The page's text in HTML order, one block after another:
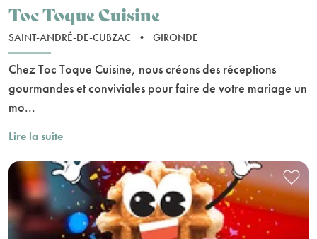
Toc Toque Cuisine
SAINT-ANDRÉ-DE-CUBZAC • GIRONDE
Chez Toc Toque Cuisine, nous créons des réceptions
gourmandes et conviviales pour faire de votre mariage un
mo...
Lire la suite